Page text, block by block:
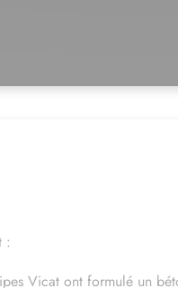
:
Vicat ont formulé un